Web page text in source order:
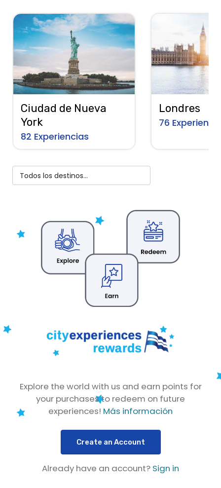
Ciudad de Nueva
York
82 Experiencias
Londres
76
Explore the world with us and earn points for
your purchases to redeem on future
experiences! Más información
Create an Account
Already have an account? Sign in